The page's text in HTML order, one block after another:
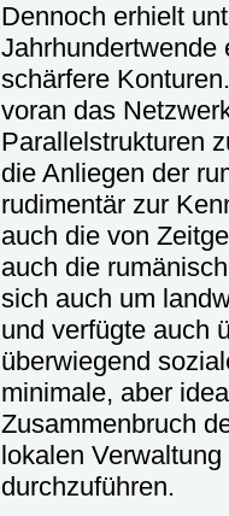
Dennoch erhielt
Jahrhundertwende
schärfere
voran das
Parallelstrukturen
die Anliegen der
rudimentär zur
auch die von
auch die
sich auch um
und verfügte auch
überwiegend
minimale, aber
Zusammenbruch
lokalen
durchzuführen.